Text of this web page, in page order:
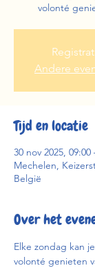
volonté
Andere
Tijd en locatie
30 nov 2025, 09:00
Mechelen,
België
Over het
Elke zondag kan
volonté genieten